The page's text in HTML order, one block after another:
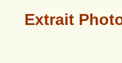
Extrait